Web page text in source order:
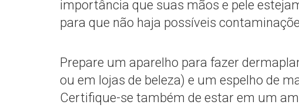
importância que suas mãos e pele
para que não haja possíveis
Prepare um aparelho para fazer
ou em lojas de beleza) e um espelho de
Certifique-se também de estar em um